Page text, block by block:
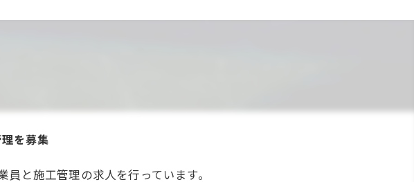
を募集
と施工管理の求人を行っています。